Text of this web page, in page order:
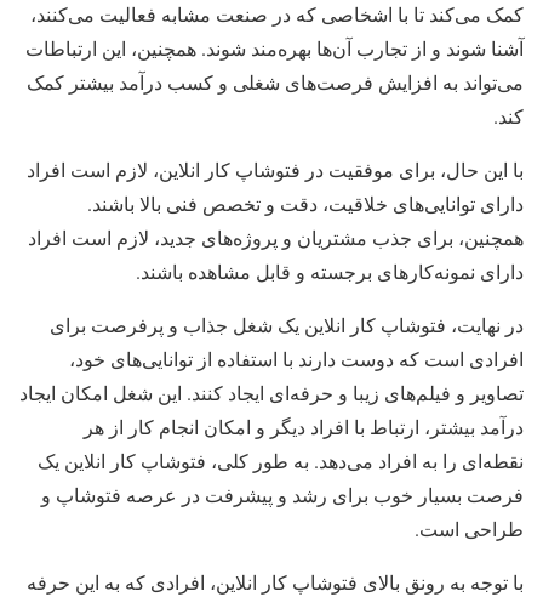
کمک می‌کند تا با اشخاصی که در صنعت مشابه فعالیت می‌کنند،
آشنا شوند و از تجارب آن‌ها بهره‌مند شوند. همچنین، این ارتباطات
می‌تواند به افزایش فرصت‌های شغلی و کسب درآمد بیشتر کمک
کند.
با این حال، برای موفقیت در فتوشاپ کار انلاین، لازم است افراد
دارای توانایی‌های خلاقیت، دقت و تخصص فنی بالا باشند.
همچنین، برای جذب مشتریان و پروژه‌های جدید، لازم است افراد
دارای نمونه‌کارهای برجسته و قابل مشاهده باشند.
در نهایت، فتوشاپ کار انلاین یک شغل جذاب و پرفرصت برای
افرادی است که دوست دارند با استفاده از توانایی‌های خود،
تصاویر و فیلم‌های زیبا و حرفه‌ای ایجاد کنند. این شغل امکان ایجاد
درآمد بیشتر، ارتباط با افراد دیگر و امکان انجام کار از هر
نقطه‌ای را به افراد می‌دهد. به طور کلی، فتوشاپ کار انلاین یک
فرصت بسیار خوب برای رشد و پیشرفت در عرصه فتوشاپ و
طراحی است.
با توجه به رونق بالای فتوشاپ کار انلاین، افرادی که به این حرفه